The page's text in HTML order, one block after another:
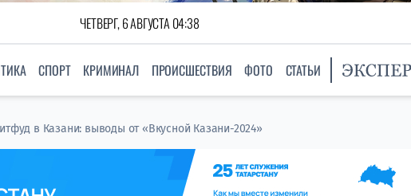
ЧЕТВЕРГ, 6 АВГУСТА 04:38
СПОРТ КРИМИНАЛ ПРОИСШЕСТВИЯ ФОТО СТАТЬИ
в Казани: выводы от «Вкусной Казани-2024»